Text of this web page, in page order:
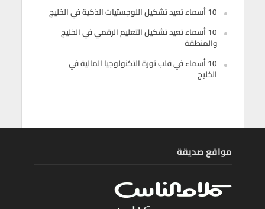
10 أسماء تعيد تشكيل اللوجستيات الذكية في الخليج
10 أسماء تعيد تشكيل التعليم الرقمي في الخليج
والمنطقة
10 أسماء في قلب ثورة التكنولوجيا المالية في
الخليج
مواقع صديقة